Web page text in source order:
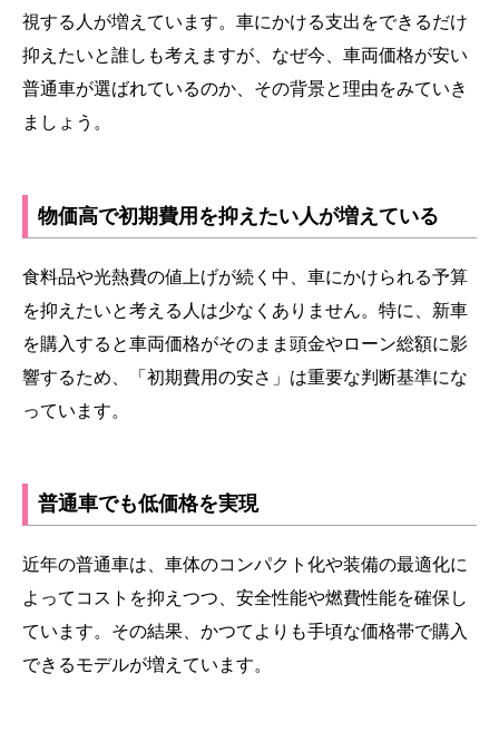
視する人が増えています。車にかける支出をできるだけ
抑えたいと誰しも考えますが、なぜ今、車両価格が安い
普通車が選ばれているのか、その背景と理由をみていき
ましょう。
物価高で初期費用を抑えたい人が増えている
食料品や光熱費の値上げが続く中、車にかけられる予算
を抑えたいと考える人は少なくありません。特に、新車
を購入すると車両価格がそのまま頭金やローン総額に影
響するため、「初期費用の安さ」は重要な判断基準にな
っています。
普通車でも低価格を実現
近年の普通車は、車体のコンパクト化や装備の最適化に
よってコストを抑えつつ、安全性能や燃費性能を確保し
ています。その結果、かつてよりも手頃な価格帯で購入
できるモデルが増えています。